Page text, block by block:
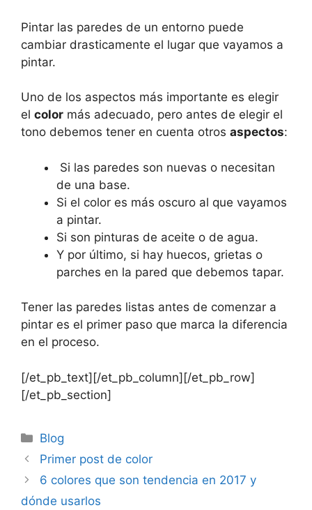
Pintar las paredes de un entorno puede
cambiar drasticamente el lugar que vayamos a
pintar.
Uno de los aspectos más importante es elegir
el color más adecuado, pero antes de elegir el
tono debemos tener en cuenta otros aspectos:
Si las paredes son nuevas o necesitan
de una base.
Si el color es más oscuro al que vayamos
a pintar.
Si son pinturas de aceite o de agua.
Y por último, si hay huecos, grietas o
parches en la pared que debemos tapar.
Tener las paredes listas antes de comenzar a
pintar es el primer paso que marca la diferencia
en el proceso.
[/et_pb_text][/et_pb_column][/et_pb_row]
[/et_pb_section]
Blog
Primer post de color
6 colores que son tendencia en 2017 y
dónde usarlos